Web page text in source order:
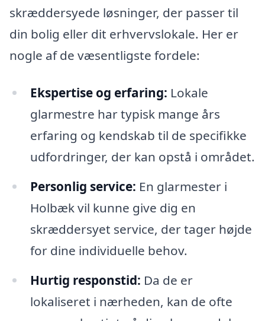
skræddersyede løsninger, der passer til
din bolig eller dit erhvervslokale. Her er
nogle af de væsentligste fordele:
Ekspertise og erfaring: Lokale
glarmestre har typisk mange års
erfaring og kendskab til de specifikke
udfordringer, der kan opstå i området.
Personlig service: En glarmester i
Holbæk vil kunne give dig en
skræddersyet service, der tager højde
for dine individuelle behov.
Hurtig responstid: Da de er
lokaliseret i nærheden, kan de ofte